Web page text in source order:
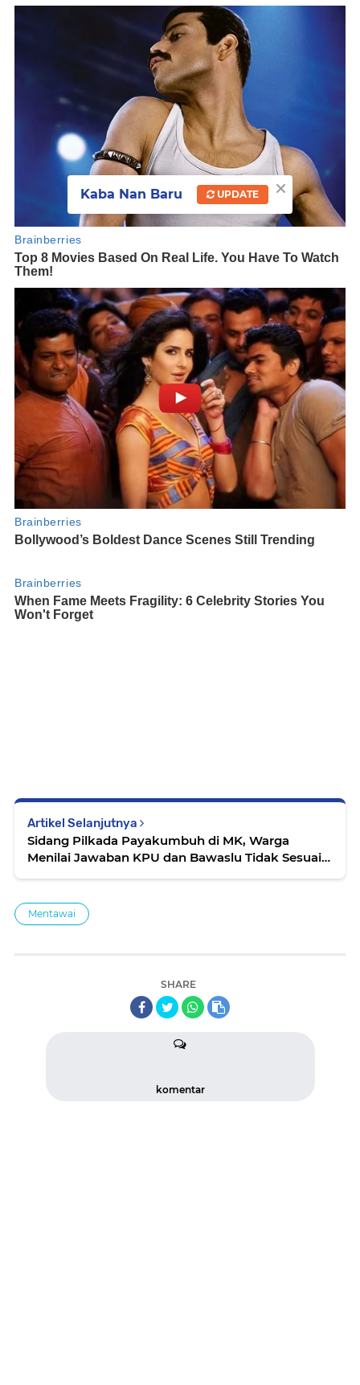
Artikel Selanjutnya
Sidang Pilkada Payakumbuh di MK, Warga
Menilai Jawaban KPU dan Bawaslu Tidak Sesuai
Mentawai
SHARE
komentar
×
Kaba Nan Baru UPDATE